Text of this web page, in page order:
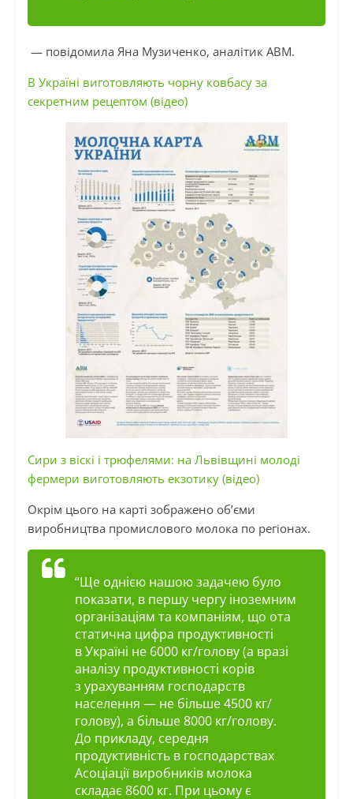
— повідомила Яна Музиченко, аналітик АВМ.
В Україні виготовляють чорну ковбасу за
секретним рецептом (відео)
Сири з віскі і трюфелями: на Львівщині молоді
фермери виготовляють екзотику (відео)
Окрім цього на карті зображено об’єми
виробництва промислового молока по регіонах.
“Ще однією нашою задачею було
показати, в першу чергу іноземним
організаціям та компаніям, що ота
статична цифра продуктивності
в Україні не 6000 кг/голову (а вразі
аналізу продуктивності корів
з урахуванням господарств
населення — не більше 4500 кг/
голову), а більше 8000 кг/голову.
До прикладу, середня
продуктивність в господарствах
Асоціації виробників молока
складає 8600 кг. При цьому є